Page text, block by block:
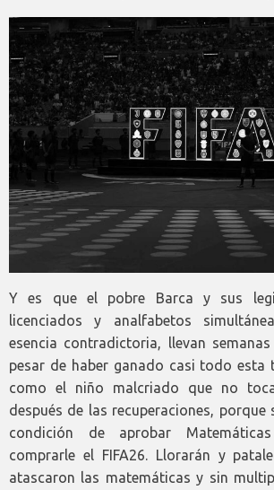
Y es que el pobre Barca y sus
licenciados y analfabetos
esencia contradictoria, llevan
pesar de haber ganado casi todo esta
como el niño malcriado que no
después de las recuperaciones, porque
condición de aprobar
comprarle el FIFA26. Llorarán y
atascaron las matemáticas y sin